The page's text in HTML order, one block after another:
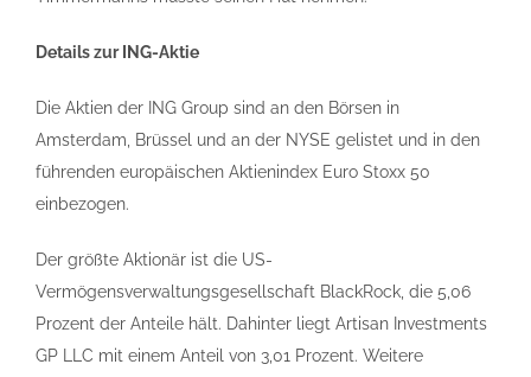
Details zur ING-Aktie
Die Aktien der ING Group sind an den Börsen in
Amsterdam, Brüssel und an der NYSE gelistet und in den
führenden europäischen Aktienindex Euro Stoxx 50
einbezogen.
Der größte Aktionär ist die US-
Vermögensverwaltungsgesellschaft BlackRock, die 5,06
Prozent der Anteile hält. Dahinter liegt Artisan Investments
GP LLC mit einem Anteil von 3,01 Prozent. Weitere